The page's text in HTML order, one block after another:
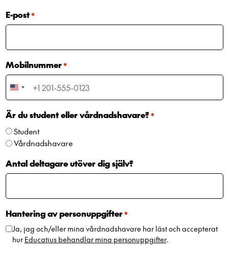
E-post*
Mobilnummer*
United
States
Är du student eller vårdnadshavare?*
Student
Vårdnadshavare
Antal deltagare utöver dig själv?
Hantering av personuppgifter*
Ja, jag och/eller mina vårdnadshavare har läst och accepterat
hur Educatius behandlar mina personuppgifter.